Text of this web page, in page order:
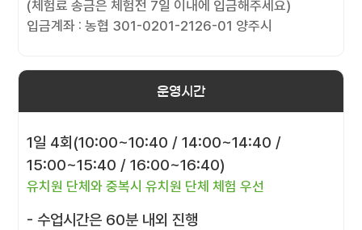
(체험료 송금은 체험전 7일 이내에 입금해주세요)
입금계좌 : 농협 301-0201-2126-01 양주시
운영시간
1일 4회(10:00~10:40 / 14:00~14:40 /
15:00~15:40 / 16:00~16:40)
유치원 단체와 중복시 유치원 단체 체험 우선
- 수업시간은 60분 내외 진행